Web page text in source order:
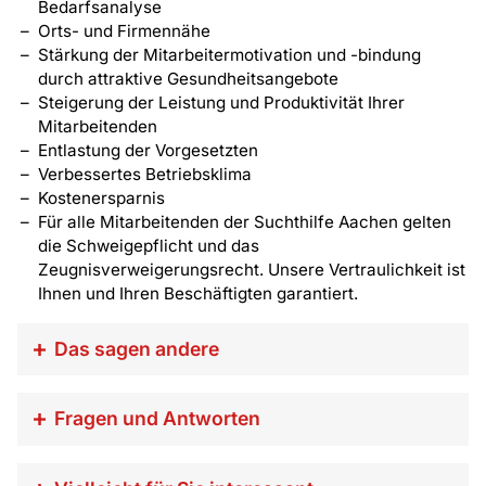
Bedarfsanalyse
Orts- und Firmennähe
Stärkung der Mitarbeitermotivation und -bindung
durch attraktive Gesundheitsangebote
Steigerung der Leistung und Produktivität Ihrer
Mitarbeitenden
Entlastung der Vorgesetzten
Verbessertes Betriebsklima
Kostenersparnis
Für alle Mitarbeitenden der Suchthilfe Aachen gelten
die Schweigepflicht und das
Zeugnisverweigerungsrecht. Unsere Vertraulichkeit ist
Ihnen und Ihren Beschäftigten garantiert.
Das sagen andere
Gesprächsführung“ betrifft wirklich
Berufstätigkeit Personalgespräche
Fragen und Antworten